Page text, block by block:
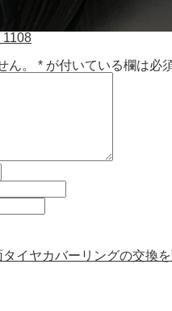
1108
ん。 * が付いている欄は必
イヤカバーリングの交換